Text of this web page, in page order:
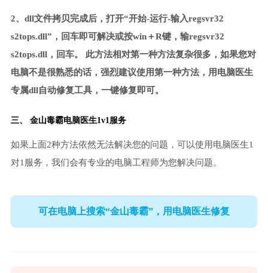
2、dll文件拷贝完成后，打开“开始-运行-输入regsvr32
s2tops.dll”，回车即可解决或按win＋R键，输regsvr32
s2tops.dll，回车。 此方法相对第一种方法复杂很多，如果您对
电脑不是很熟悉的话，强烈建议使用第一种方法，用电脑医生
专属dll自动修复工具，一键修复即可。
三、 金山毒霸电脑医生1v1服务
如果上面2种方法依然无法解决您的问题，可以使用电脑医生1
对1服务，我们会有专业的电脑工程师为您解决问题。
可在电脑上搜索“金山毒霸”，用电脑医生修复